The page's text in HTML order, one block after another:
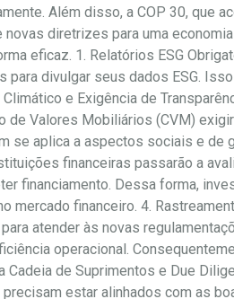
Além disso, a COP 30, que
diretrizes para uma
eficaz. 1. Relatórios ESG
divulgar seus dados ESG.
e Exigência de
Valores Mobiliários (CVM)
aplica a aspectos sociais e de
financeiras passarão a
financiamento. Dessa forma,
financeiro. 4.
atender às novas
operacional.
de Suprimentos e Due
estar alinhados com as